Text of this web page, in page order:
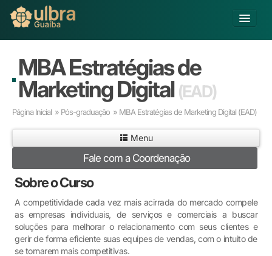
Buscar
Já sou Aluno
Matricule-se
Educação Básica
Pós-graduação
Educação a Distância
Pesquisa
Extensão
Infraestrutura e Serviços
Inovação
MBA Estratégias de
Marketing Digital (EAD)
Página Inicial » Pós-graduação » MBA Estratégias de Marketing Digital (EAD)
Menu
Fale com a Coordenação
Sobre o Curso
A competitividade cada vez mais acirrada do mercado compele
as empresas individuais, de serviços e comerciais a buscar
soluções para melhorar o relacionamento com seus clientes e
gerir de forma eficiente suas equipes de vendas, com o intuito de
se tornarem mais competitivas.